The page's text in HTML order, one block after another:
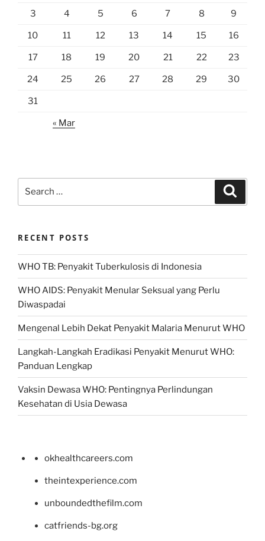
3 4 5 6 7 8 9
10 11 12 13 14 15 16
17 18 19 20 21 22 23
24 25 26 27 28 29 30
31
« Mar
RECENT POSTS
WHO TB: Penyakit Tuberkulosis di Indonesia
WHO AIDS: Penyakit Menular Seksual yang Perlu
Diwaspadai
Mengenal Lebih Dekat Penyakit Malaria Menurut WHO
Langkah-Langkah Eradikasi Penyakit Menurut WHO:
Panduan Lengkap
Vaksin Dewasa WHO: Pentingnya Perlindungan
Kesehatan di Usia Dewasa
okhealthcareers.com
theintexperience.com
unboundedthefilm.com
catfriends-bg.org